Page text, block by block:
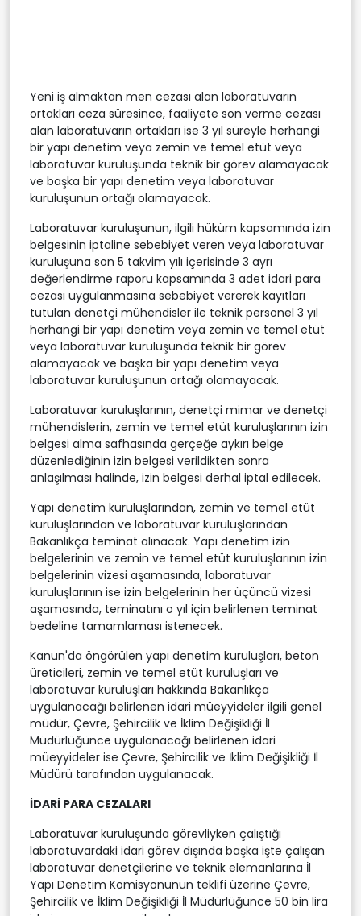
Yeni iş almaktan men cezası alan laboratuvarın
ortakları ceza süresince, faaliyete son verme cezası
alan laboratuvarın ortakları ise 3 yıl süreyle herhangi
bir yapı denetim veya zemin ve temel etüt veya
laboratuvar kuruluşunda teknik bir görev alamayacak
ve başka bir yapı denetim veya laboratuvar
kuruluşunun ortağı olamayacak.
Laboratuvar kuruluşunun, ilgili hüküm kapsamında izin
belgesinin iptaline sebebiyet veren veya laboratuvar
kuruluşuna son 5 takvim yılı içerisinde 3 ayrı
değerlendirme raporu kapsamında 3 adet idari para
cezası uygulanmasına sebebiyet vererek kayıtları
tutulan denetçi mühendisler ile teknik personel 3 yıl
herhangi bir yapı denetim veya zemin ve temel etüt
veya laboratuvar kuruluşunda teknik bir görev
alamayacak ve başka bir yapı denetim veya
laboratuvar kuruluşunun ortağı olamayacak.
Laboratuvar kuruluşlarının, denetçi mimar ve denetçi
mühendislerin, zemin ve temel etüt kuruluşlarının izin
belgesi alma safhasında gerçeğe aykırı belge
düzenlediğinin izin belgesi verildikten sonra
anlaşılması halinde, izin belgesi derhal iptal edilecek.
Yapı denetim kuruluşlarından, zemin ve temel etüt
kuruluşlarından ve laboratuvar kuruluşlarından
Bakanlıkça teminat alınacak. Yapı denetim izin
belgelerinin ve zemin ve temel etüt kuruluşlarının izin
belgelerinin vizesi aşamasında, laboratuvar
kuruluşlarının ise izin belgelerinin her üçüncü vizesi
aşamasında, teminatını o yıl için belirlenen teminat
bedeline tamamlaması istenecek.
Kanun'da öngörülen yapı denetim kuruluşları, beton
üreticileri, zemin ve temel etüt kuruluşları ve
laboratuvar kuruluşları hakkında Bakanlıkça
uygulanacağı belirlenen idari müeyyideler ilgili genel
müdür, Çevre, Şehircilik ve İklim Değişikliği İl
Müdürlüğünce uygulanacağı belirlenen idari
müeyyideler ise Çevre, Şehircilik ve İklim Değişikliği İl
Müdürü tarafından uygulanacak.
İDARİ PARA CEZALARI
Laboratuvar kuruluşunda görevliyken çalıştığı
laboratuvardaki idari görev dışında başka işte çalışan
laboratuvar denetçilerine ve teknik elemanlarına İl
Yapı Denetim Komisyonunun teklifi üzerine Çevre,
Şehircilik ve İklim Değişikliği İl Müdürlüğünce 50 bin lira